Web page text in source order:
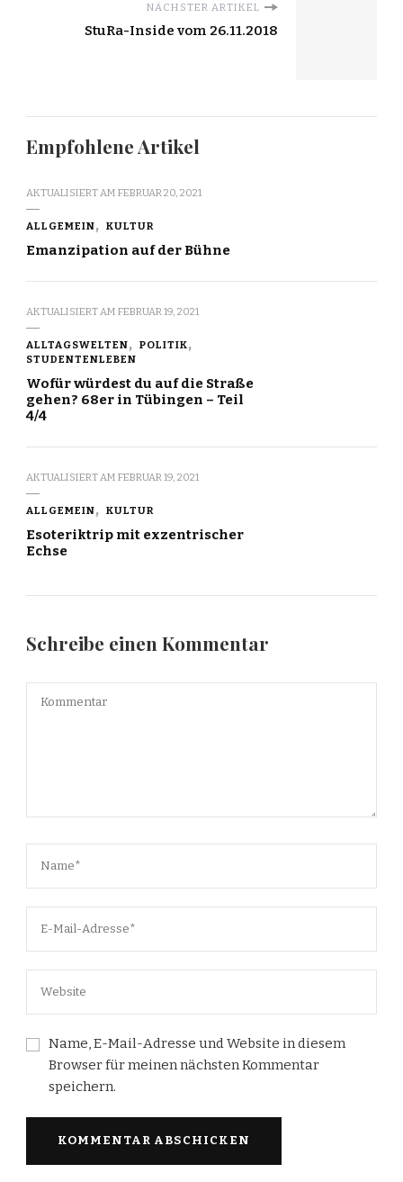
NÄCHSTER ARTIKEL
StuRa-Inside vom 26.11.2018
Empfohlene Artikel
AKTUALISIERT AM FEBRUAR 20, 2021
ALLGEMEIN KULTUR
Emanzipation auf der Bühne
AKTUALISIERT AM FEBRUAR 19, 2021
ALLTAGSWELTEN
POLITIK
STUDENTENLEBEN
Wofür würdest du auf die Straße
gehen? 68er in Tübingen – Teil
4/4
AKTUALISIERT AM FEBRUAR 19, 2021
ALLGEMEIN KULTUR
Esoteriktrip mit exzentrischer
Echse
Schreibe einen Kommentar
Name, E-Mail-Adresse und Website in diesem
Browser für meinen nächsten Kommentar
speichern.